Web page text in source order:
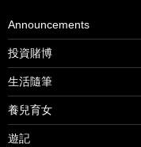
Announcements
投資賭博
生活隨筆
養兒育女
遊記